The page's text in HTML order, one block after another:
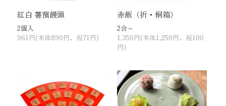
紅白 薯蕷饅頭
2個入
961円(本体890円、税71円)
赤飯（折・桐箱）
2合～
1,350円(本体1,250円、税100
円)